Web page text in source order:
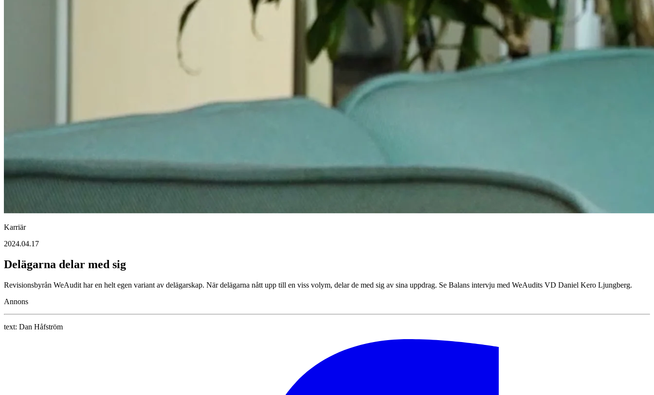
Karriär
2024.04.17
Delägarna delar med sig
Revisionsbyrån WeAudit har en helt egen variant av delägarskap. När delägarna nått upp till en viss volym, delar de med sig av sina uppdrag. Se Balans intervju med WeAudits VD Daniel Kero Ljungberg.
Annons
text: Dan Håfström